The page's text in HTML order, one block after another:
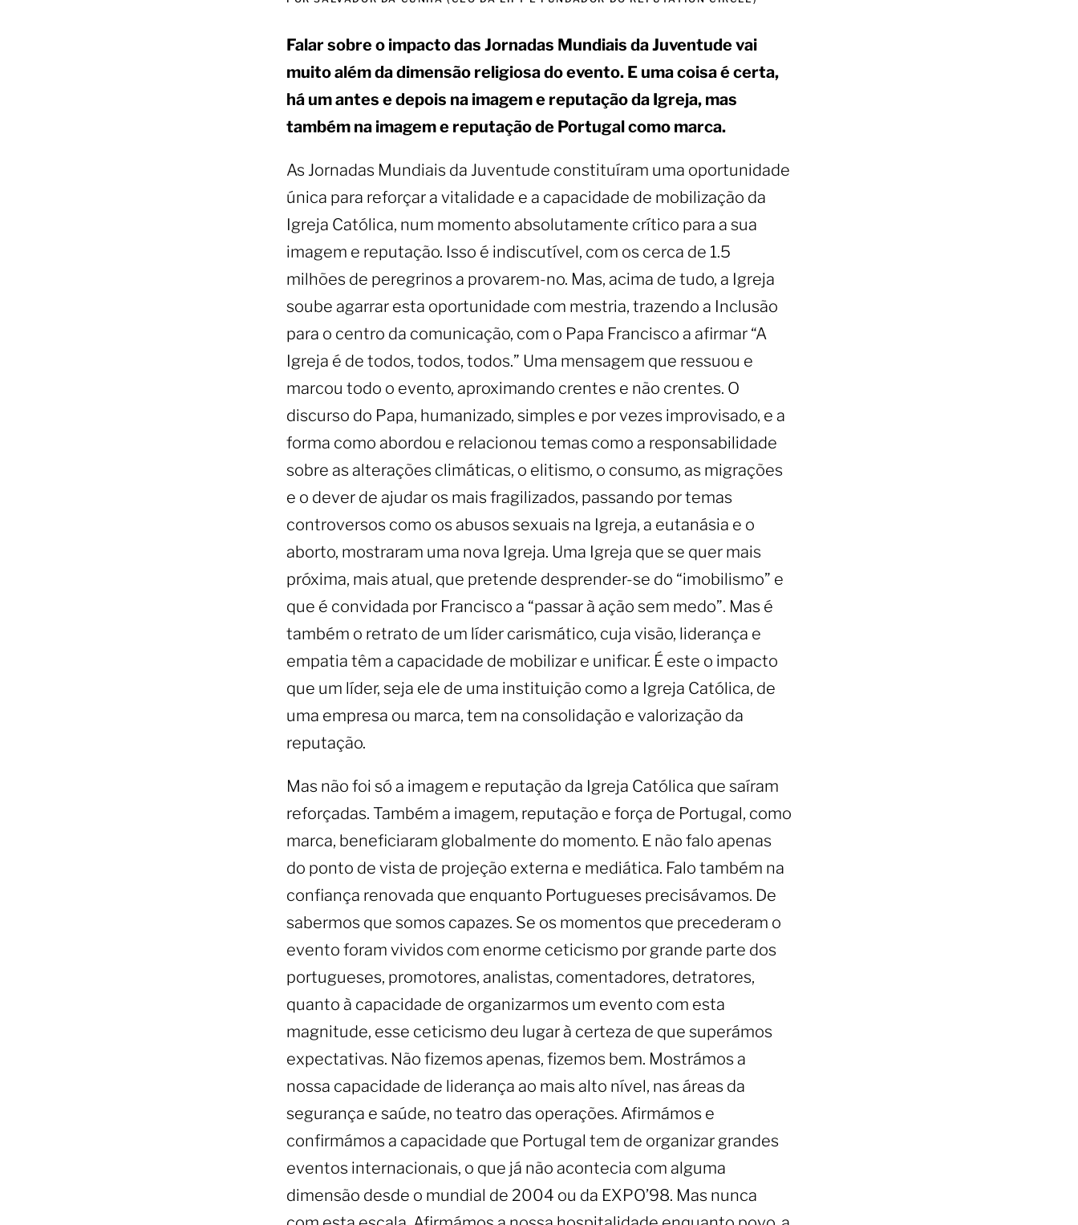
Falar sobre o impacto das Jornadas Mundiais da Juventude vai
muito além da dimensão religiosa do evento. E uma coisa é certa,
há um antes e depois na imagem e reputação da Igreja, mas
também na imagem e reputação de Portugal como marca.
As Jornadas Mundiais da Juventude constituíram uma oportunidade
única para reforçar a vitalidade e a capacidade de mobilização da
Igreja Católica, num momento absolutamente crítico para a sua
imagem e reputação. Isso é indiscutível, com os cerca de 1.5
milhões de peregrinos a provarem-no. Mas, acima de tudo, a Igreja
soube agarrar esta oportunidade com mestria, trazendo a Inclusão
para o centro da comunicação, com o Papa Francisco a afirmar “A
Igreja é de todos, todos, todos.” Uma mensagem que ressuou e
marcou todo o evento, aproximando crentes e não crentes. O
discurso do Papa, humanizado, simples e por vezes improvisado, e a
forma como abordou e relacionou temas como a responsabilidade
sobre as alterações climáticas, o elitismo, o consumo, as migrações
e o dever de ajudar os mais fragilizados, passando por temas
controversos como os abusos sexuais na Igreja, a eutanásia e o
aborto, mostraram uma nova Igreja. Uma Igreja que se quer mais
próxima, mais atual, que pretende desprender-se do “imobilismo” e
que é convidada por Francisco a “passar à ação sem medo”. Mas é
também o retrato de um líder carismático, cuja visão, liderança e
empatia têm a capacidade de mobilizar e unificar. É este o impacto
que um líder, seja ele de uma instituição como a Igreja Católica, de
uma empresa ou marca, tem na consolidação e valorização da
reputação.
Mas não foi só a imagem e reputação da Igreja Católica que saíram
reforçadas. Também a imagem, reputação e força de Portugal, como
marca, beneficiaram globalmente do momento. E não falo apenas
do ponto de vista de projeção externa e mediática. Falo também na
confiança renovada que enquanto Portugueses precisávamos. De
sabermos que somos capazes. Se os momentos que precederam o
evento foram vividos com enorme ceticismo por grande parte dos
portugueses, promotores, analistas, comentadores, detratores,
quanto à capacidade de organizarmos um evento com esta
magnitude, esse ceticismo deu lugar à certeza de que superámos
expectativas. Não fizemos apenas, fizemos bem. Mostrámos a
nossa capacidade de liderança ao mais alto nível, nas áreas da
segurança e saúde, no teatro das operações. Afirmámos e
confirmámos a capacidade que Portugal tem de organizar grandes
eventos internacionais, o que já não acontecia com alguma
dimensão desde o mundial de 2004 ou da EXPO’98. Mas nunca